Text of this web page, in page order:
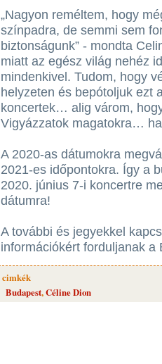
„Nagyon reméltem, hogy
színpadra, de semmi sem
biztonságunk” - mondta
miatt az egész világ nehéz
mindenkivel. Tudom, hogy
helyzeten és bepótoljuk ezt
koncertek… alig várom,
Vigyázzatok magatokra…
A 2020-as dátumokra
2021-es időpontokra. Így a
2020. június 7-i koncertre
dátumra!
A további és jegyekkel
információkért forduljanak a
cimkék
Budapest,Céline Dion